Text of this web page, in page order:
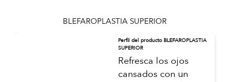
BLEFAROPLASTIA SUPERIOR
Perfil del producto BLEFAROPLASTIA
SUPERIOR
Refresca los ojos
cansados con un